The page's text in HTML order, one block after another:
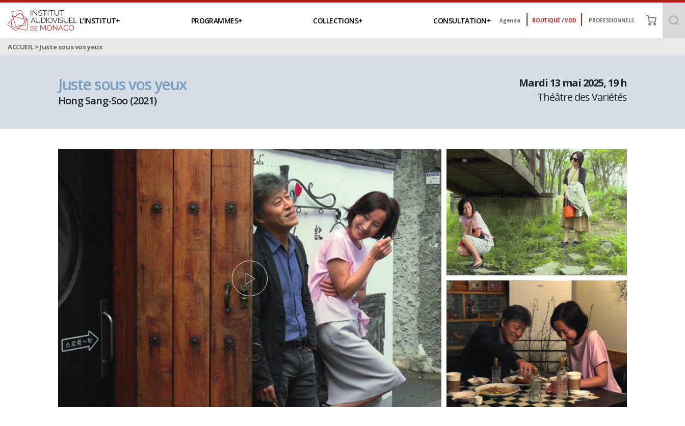
L’INSTITUT PROGRAMMES COLLECTIONS CONSULTATION Agenda BOUTIQUE / VOD PROFESSIONNELS
ACCUEIL>Juste sous vos yeux
Juste sous vos yeux
Hong Sang-Soo (2021)
mardi 13 mai 2025, 19 h
Théâtre des Variétés